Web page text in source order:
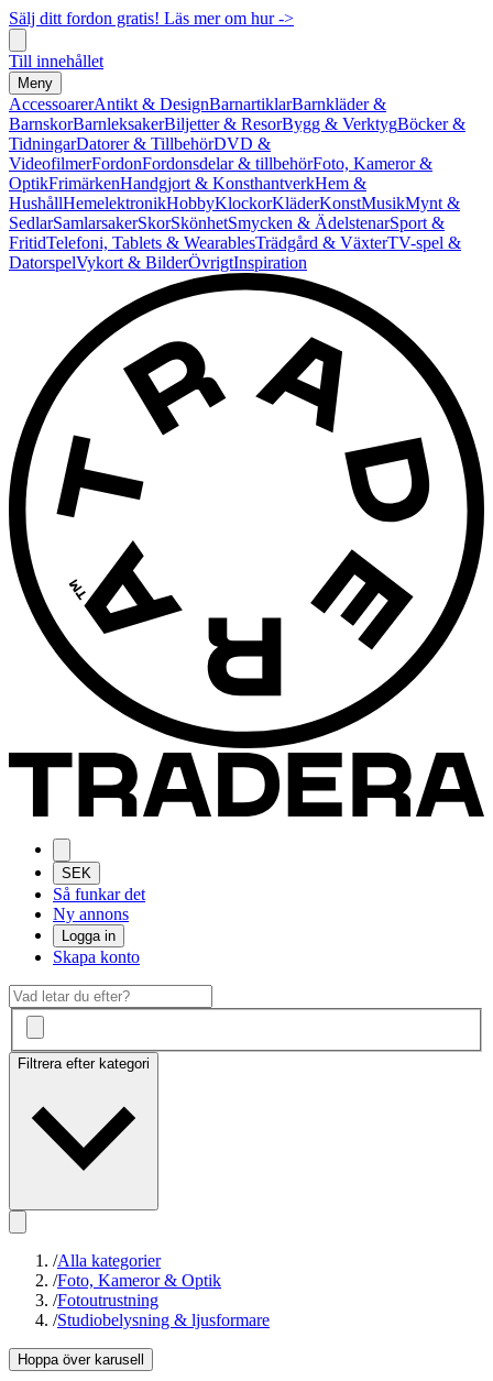
Sälj ditt fordon gratis! Läs mer om hur ->
Till innehållet
Meny
AccessoarerAntikt & DesignBarnartiklarBarnkläder &
BarnskorBarnleksakerBiljetter & ResorBygg & VerktygBöcker &
TidningarDatorer & TillbehörDVD &
VideofilmerFordonFordonsdelar & tillbehörFoto, Kameror &
OptikFrimärkenHandgjort & KonsthantverkHem &
HushållHemelektronikHobbyKlockorKläderKonstMusikMynt &
SedlarSamlarsakerSkorSkönhetSmycken & ÄdelstenarSport &
FritidTelefoni, Tablets & WearablesTrädgård & VäxterTV-spel &
DatorspelVykort & BilderÖvrigtInspiration
SEK
Så funkar det
Ny annons
Logga in
Skapa konto
Filtrera efter kategori
/Alla kategorier
/Foto, Kameror & Optik
/Fotoutrustning
/Studiobelysning & ljusformare
Hoppa över karusell